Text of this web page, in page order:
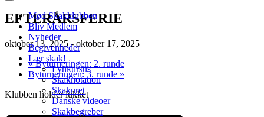
Mød Skakklubben
Bliv Medlem
Nyheder
Begivenheder
Lær skak!
Lynkursus
Skaknotation
Skakuret
Danske videoer
Skakbegreber
EFTERÅRSFERIE
oktober 13, 2025 - oktober 17, 2025
«Byturneringen: 2. runde
Byturneringen: 3. runde »
Klubben holder lukket